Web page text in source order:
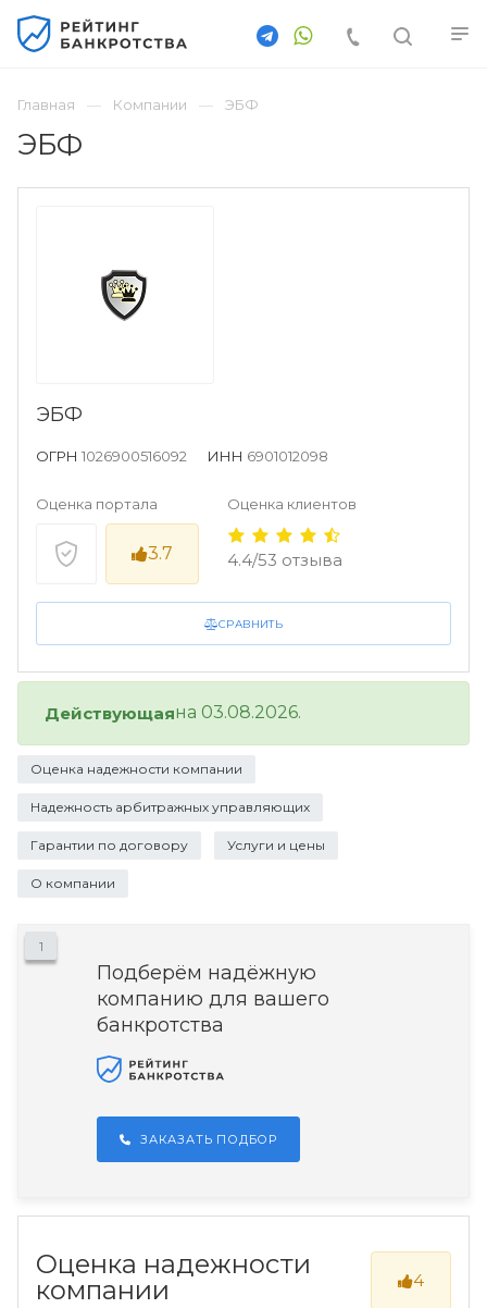
Главная Компании ЭБФ
ЭБФ
СРАВНИТЬ
ЭБФ
ОГРН 1026900516092 ИНН 6901012098
Оценка портала
3.7
Оценка клиентов
4.4/53 отзыва
Действующаяна 03.08.2026.
Оценка надежности компании
Надежность арбитражных управляющих
Гарантии по договору Услуги и цены
О компании
1
Подберём надёжную
компанию для вашего
банкротства
ЗАКАЗАТЬ ПОДБОР
Оценка надежности
компании
4